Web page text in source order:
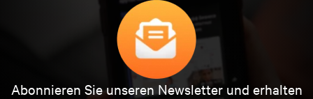
Abonnieren Sie unseren Newsletter und erhalten